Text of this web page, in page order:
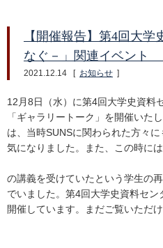
【開催報告】第4回大
なぐ－」関連イベント
2021.12.14 [ お知らせ ]
12月8日（水）に第4回大学史資料
「ギャラリートーク」を開催いた
は、当時SUNSに関わられた方々
気になりました。また、この
夕方の部では、
の講義を受けていたという学生の
でいました。第4回大学史資料セ
開催しています。まだご覧いただ